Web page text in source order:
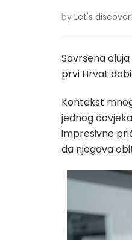
by Let's discover!
Savršena
prvi Hrvat
Kontekst
jednog
impresivne
da njegova